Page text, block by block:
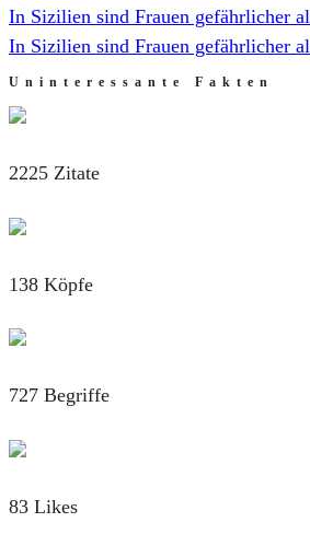
In Sizilien sind Frauen gefährlicher
In Sizilien sind Frauen gefährlicher
Uninteressante Fakten
2225 Zitate
138 Köpfe
727 Begriffe
83 Likes